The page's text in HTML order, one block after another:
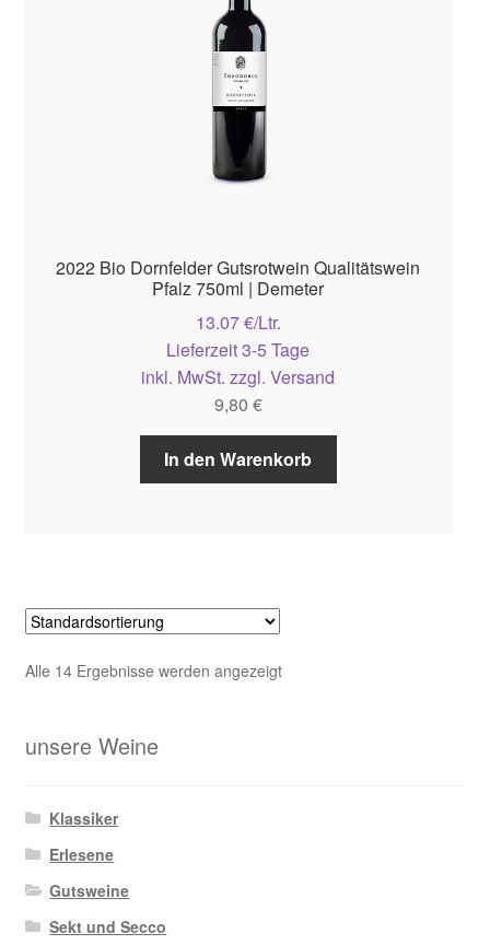
2022 Bio Dornfelder Gutsrotwein Qualitätswein
Pfalz 750ml | Demeter
13.07 €/Ltr.
Lieferzeit 3-5 Tage
inkl. MwSt. zzgl. Versand
9,80 €
In den Warenkorb
Alle 14 Ergebnisse werden angezeigt
unsere Weine
Klassiker
Erlesene
Gutsweine
Sekt und Secco